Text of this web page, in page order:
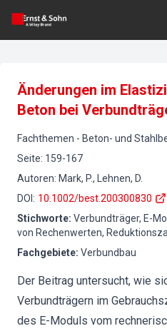
Änderungen im
Beton bei
Fachthemen - Beton- und
Seite: 159-167
Autoren: Mark, P., Lehnen, D.
DOI : 10.1002/best.200300830
Stichworte: Verbundträger, E-
von Rechenwerten,
Fachgebiete: Verbundbau
Der Beitrag untersucht, wie
Verbundträgern im
des E-Moduls vom